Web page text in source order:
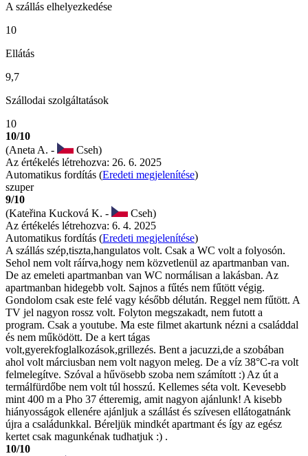
A szállás elhelyezkedése
10
Ellátás
9,7
Szállodai szolgáltatások
10
10/10
(Aneta A. -
Cseh)
Az értékelés létrehozva: 26. 6. 2025
Automatikus fordítás (Eredeti megjelenítése)
szuper
9/10
(Kateřina Kucková K. -
Cseh)
Az értékelés létrehozva: 6. 4. 2025
Automatikus fordítás (Eredeti megjelenítése)
A szállás szép,tiszta,hangulatos volt. Csak a WC volt a folyosón.
Sehol nem volt ráírva,hogy nem közvetlenül az apartmanban van.
De az emeleti apartmanban van WC normálisan a lakásban. Az
apartmanban hidegebb volt. Sajnos a fűtés nem fűtött végig.
Gondolom csak este felé vagy később délután. Reggel nem fűtött. A
TV jel nagyon rossz volt. Folyton megszakadt, nem futott a
program. Csak a youtube. Ma este filmet akartunk nézni a családdal
és nem működött. De a kert tágas
volt,gyerekfoglalkozások,grillezés. Bent a jacuzzi,de a szobában
ahol volt márciusban nem volt nagyon meleg. De a víz 38°C-ra volt
felmelegítve. Szóval a hűvösebb szoba nem számított :) Az út a
termálfürdőbe nem volt túl hosszú. Kellemes séta volt. Kevesebb
mint 400 m a Pho 37 étteremig, amit nagyon ajánlunk! A kisebb
hiányosságok ellenére ajánljuk a szállást és szívesen ellátogatnánk
újra a családunkkal. Béreljük mindkét apartmant és így az egész
kertet csak magunkénak tudhatjuk :) .
10/10